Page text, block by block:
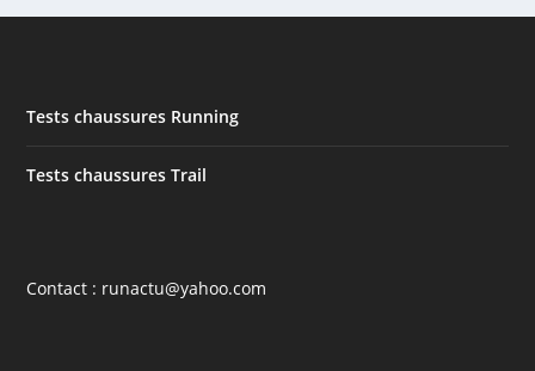
Tests chaussures Running
Tests chaussures Trail
Contact : runactu@yahoo.com